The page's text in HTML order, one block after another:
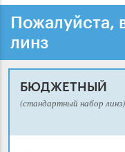
Пожалуйста,
линз
БЮДЖЕТНЫЙ
(стандартный набор линз)